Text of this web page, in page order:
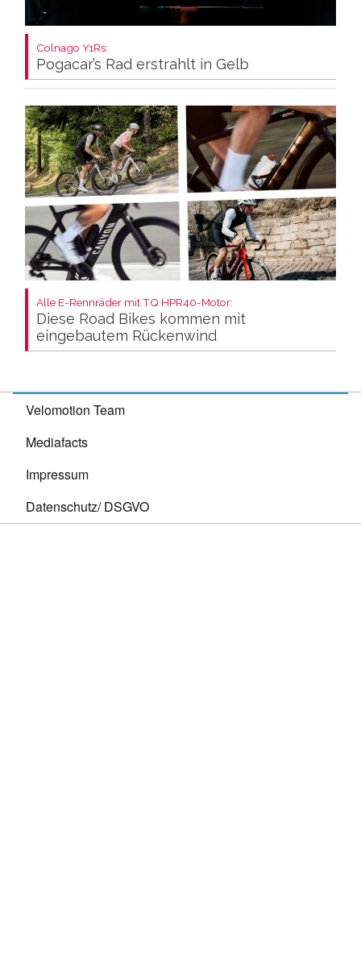
Colnago Y1Rs:
Pogacar’s Rad erstrahlt in Gelb
Alle E-Rennräder mit TQ HPR40-Motor:
Diese Road Bikes kommen mit
eingebautem Rückenwind
Velomotion Team
Mediafacts
Impressum
Datenschutz/ DSGVO